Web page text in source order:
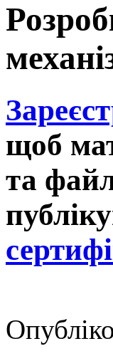
щоб
та